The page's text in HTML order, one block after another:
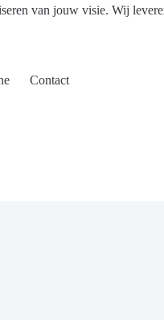
van jouw visie. Wij
Contact